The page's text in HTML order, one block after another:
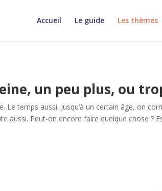
Accueil Le guide Les thèmes
un peu plus, ou
Le temps aussi. Jusqu’à un certain âge, on
aussi. Peut-on encore faire quelque chose ?